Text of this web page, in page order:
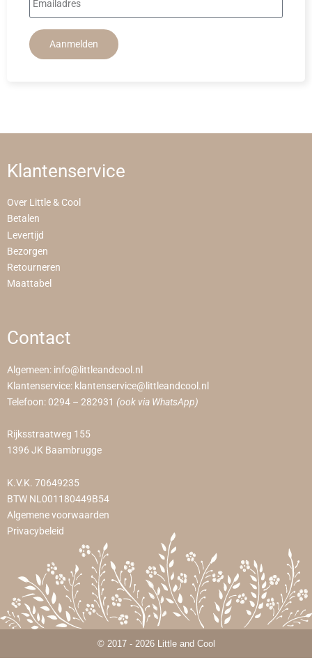
Aanmelden
Klantenservice
Over Little & Cool
Betalen
Levertijd
Bezorgen
Retourneren
Maattabel
Contact
Algemeen: info@littleandcool.nl
Klantenservice: klantenservice@littleandcool.nl
Telefoon: 0294 – 282931 (ook via WhatsApp)
Rijksstraatweg 155
1396 JK Baambrugge
K.V.K. 70649235
BTW NL001180449B54
Algemene voorwaarden
Privacybeleid
© 2017 - 2026 Little and Cool